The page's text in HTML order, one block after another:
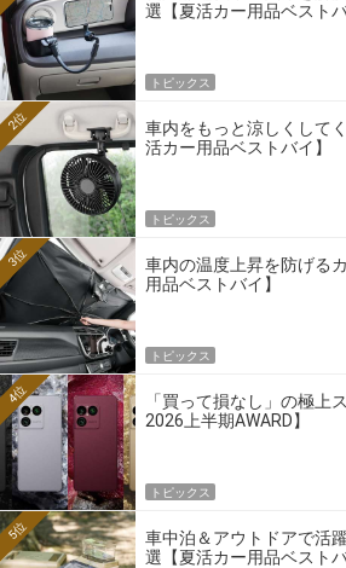
選【夏活カー用品ベストバ
トピックス
車内をもっと涼しくして
活カー用品ベストバイ】
2位
トピックス
車内の温度上昇を防げる
用品ベストバイ】
3位
トピックス
「買って損なし」の極上
2026上半期AWARD】
4位
トピックス
車中泊＆アウトドアで活
選【夏活カー用品ベストバ
5位